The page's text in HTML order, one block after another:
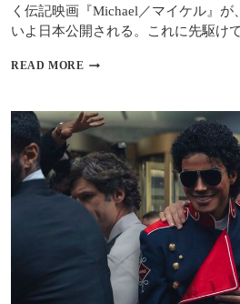
く伝記映画『Michael／マイケル』が
いよ日本公開される。これに先駆け
READ MORE 『MICHAEL
イ
ケ
ル』
メ
イ
キ
ン